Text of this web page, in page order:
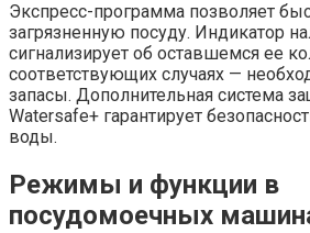
Экспресс-программа позволяет
загрязненную посуду. Индикатор
сигнализирует об оставшемся ее
соответствующих случаях —
запасы. Дополнительная система
Watersafe+ гарантирует
воды.
Режимы и функции в
посудомоечных